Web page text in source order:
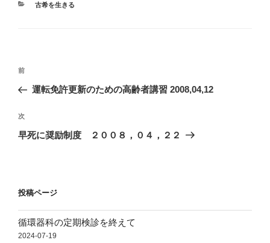
カ
古希を生きる
投
ナ
ビ
ゲ
ン
前
の
稿
前
運転免許更新のための高齢者講習 2008,04,12
次
の
次
早死に奨励制度 ２００８，０４，２２
投稿ページ
循環器科の定期検診を終えて
2024-07-19